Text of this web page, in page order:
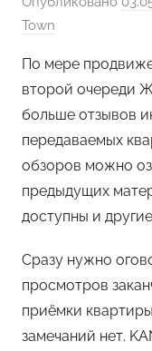
Town
По мере
второй очереди
больше отзывов
передаваемых
обзоров можно
предыдущих
доступны и
Сразу нужно
просмотров
приёмки
замечаний нет.